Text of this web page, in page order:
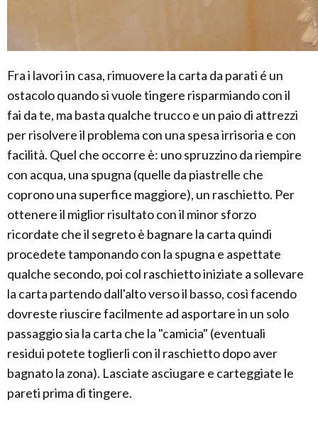
Fra i lavori in casa, rimuovere la carta da parati é un
ostacolo quando si vuole tingere risparmiando con il
fai da te, ma basta qualche trucco e un paio di attrezzi
per risolvere il problema con una spesa irrisoria e con
facilità. Quel che occorre è: uno spruzzino da riempire
con acqua, una spugna (quelle da piastrelle che
coprono una superfice maggiore), un raschietto. Per
ottenere il miglior risultato con il minor sforzo
ricordate che il segreto è bagnare la carta quindi
procedete tamponando con la spugna e aspettate
qualche secondo, poi col raschietto iniziate a sollevare
la carta partendo dall'alto verso il basso, così facendo
dovreste riuscire facilmente ad asportare in un solo
passaggio sia la carta che la "camicia" (eventuali
residui potete toglierli con il raschietto dopo aver
bagnato la zona). Lasciate asciugare e carteggiate le
pareti prima di tingere.